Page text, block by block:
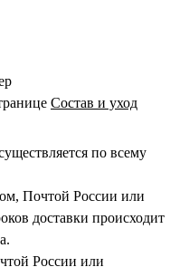
Состав и уход
по всему
Почтой России или
доставки происходит
России или